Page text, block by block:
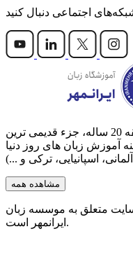
موسسه زبان ایرانمهر با سابقه‌ 20 ساله، جزء قدیمی ترین
آموزش زبان های روز دنیا
اسپانیایی، ترکی و ...)
مشاهده همه
متعلق به موسسه زبان
ایرانمهر است.